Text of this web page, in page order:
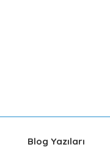
Blog Yazıları